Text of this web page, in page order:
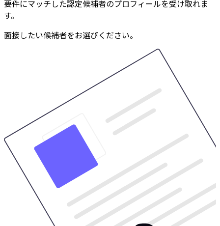
要件にマッチした認定候補者のプロフィールを受け取れま
す。
面接したい候補者をお選びください。